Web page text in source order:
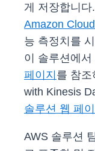
게 저장합니
Amazon
능 측정치를
이 솔루션에서
페이지 를 참조
with Kinesis
솔루션 웹 페이
AWS 솔루션